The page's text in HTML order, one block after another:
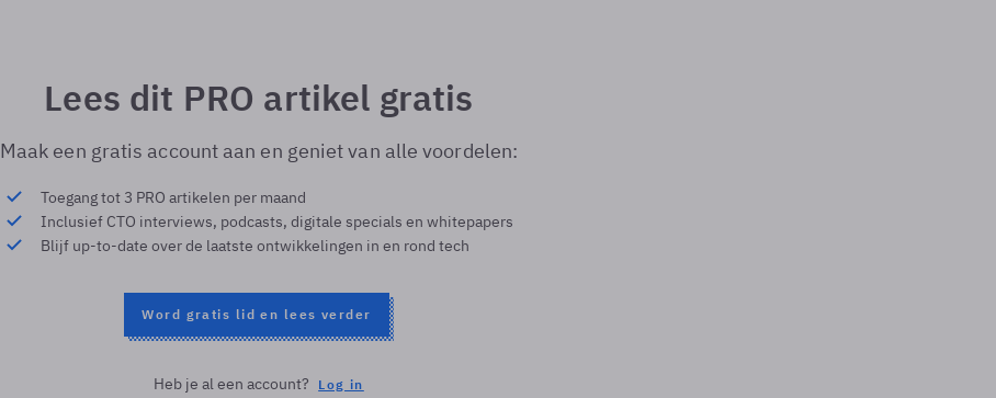
Lees dit PRO artikel gratis
Maak een gratis account aan en geniet van alle voordelen:
Toegang tot 3 PRO artikelen per maand
Inclusief CTO interviews, podcasts, digitale specials en whitepapers
Blijf up-to-date over de laatste ontwikkelingen in en rond tech
Word gratis lid en lees verder
Heb je al een account? Log in